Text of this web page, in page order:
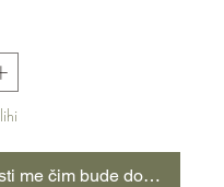
me čim bude dostupno